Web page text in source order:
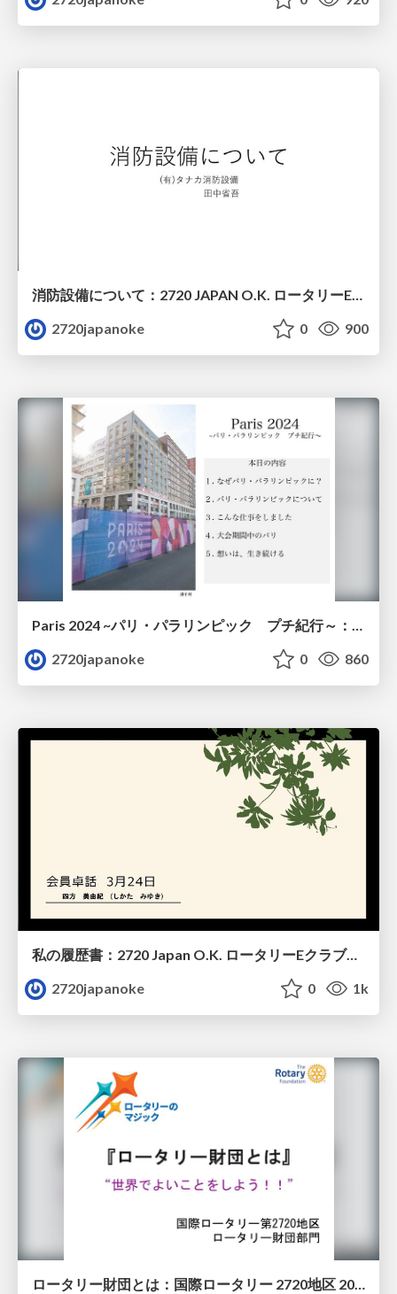
消防設備について：2720 JAPAN O.K. ロータリーEクラブ ・(有)タナカ消防設備 専務取締役 田中 省吾 会員
2720japanoke
0 900
2720japanoke
0 860
私の履歴書：2720 Japan O.K. ロータリーEクラブ・株式会社A.D.C.代表・しろくま着物百貨店株式会社 代表 四⽅ 美由紀 会員
2720japanoke
0 1k
ロータリー財団とは：国際ロータリー 2720地区 2024-2025年度 ロータリー財団部門 ロータリー財団委員会 委員・2720JapanO.K.Eクラブ 財団プログラム委員・一般社団法人 日本不動産研究所九州支社 支社長 伊牟田 徹 会員